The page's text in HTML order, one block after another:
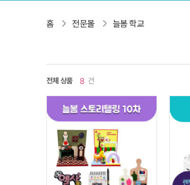
홈 전문몰 늘봄 학교
전체 상품 8 건